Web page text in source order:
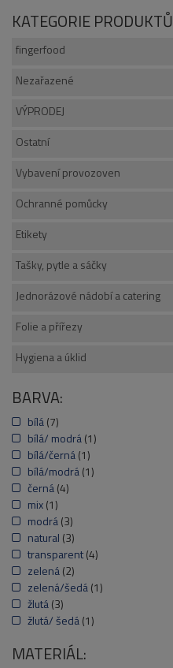
KATEGORIE PRODUKTŮ
fingerfood
Nezařazené
VÝPRODEJ
Ostatní
Vybavení provozoven
Ochranné pomůcky
Etikety
Tašky, pytle a sáčky
Jednorázové nádobí a catering
Folie a přířezy
Hygiena a úklid
BARVA:
bílá (7)
bílá/ modrá (1)
bílá/černá (1)
bílá/modrá (1)
černá (4)
mix (1)
modrá (3)
natural (3)
transparent (4)
zelená (2)
zelená/šedá (1)
žlutá (3)
žlutá/ šedá (1)
MATERIÁL: